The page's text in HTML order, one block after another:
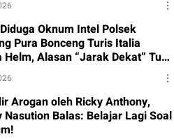
Oknum Intel Polsek
Pura Bonceng Turis Italia
Helm, Alasan “Jarak Dekat” Tuai
Arogan oleh Ricky Anthony,
Nasution Balas: Belajar Lagi Soal